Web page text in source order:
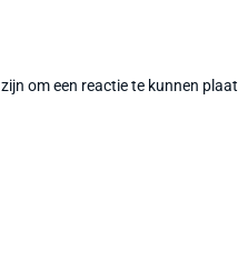
zijn om een reactie te kunnen